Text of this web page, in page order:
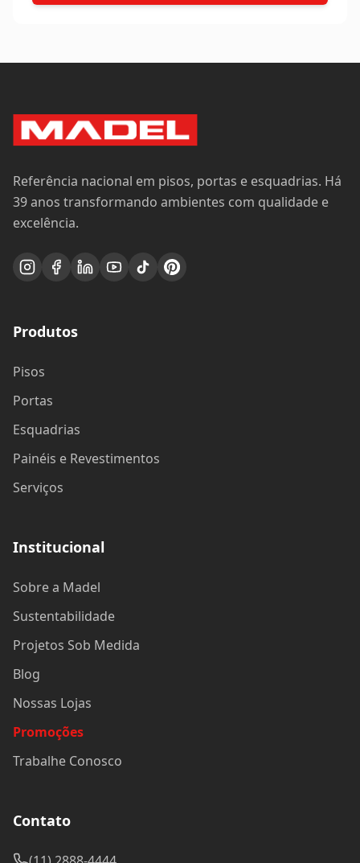
Referência nacional em pisos, portas e esquadrias. Há
39 anos transformando ambientes com qualidade e
excelência.
Produtos
Pisos
Portas
Esquadrias
Painéis e Revestimentos
Serviços
Institucional
Sobre a Madel
Sustentabilidade
Projetos Sob Medida
Blog
Nossas Lojas
Promoções
Trabalhe Conosco
Contato